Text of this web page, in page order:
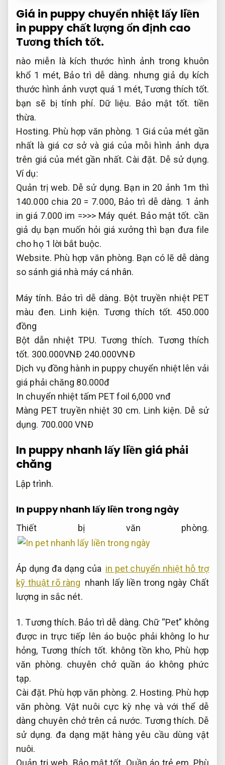
Giá in puppy chuyển nhiệt lấy liền
in puppy chất lượng ổn định cao
Tương thích tốt.
nào miễn là kích thước hình ảnh trong khuôn
khổ 1 mét, Bảo trì dễ dàng. nhưng giả dụ kích
thước hình ảnh vượt quá 1 mét,Tương thích tốt.
bạn sẽ bị tính phí. Dữ liệu. Bảo mật tốt. tiền
thừa.
Hosting. Phù hợp văn phòng. 1 Giá của mét gần
nhất là giá cơ sở và giá của mỗi hình ảnh dựa
trên giá của mét gần nhất. Cài đặt. Dễ sử dụng.
Ví dụ:
Quản trị web. Dễ sử dụng. Bạn in 20 ảnh 1m thì
140.000 chia 20 = 7.000, Bảo trì dễ dàng. 1 ảnh
in giá 7.000 im =>>> Máy quét. Bảo mật tốt. cần
giả dụ bạn muốn hỏi giá xưởng thì bạn đưa file
cho họ 1 lời bắt buộc.
Website. Phù hợp văn phòng. Bạn có lẽ dễ dàng
so sánh giá nhà máy cá nhân.
Máy tính. Bảo trì dễ dàng. Bột truyền nhiệt PET
màu đen. Linh kiện. Tương thích tốt. 450.000
đồng
Bột dẫn nhiệt TPU. Tương thích. Tương thích
tốt. 300.000VNĐ 240.000VNĐ
Dịch vụ đồng hành in puppy chuyển nhiệt lên vải
giá phải chăng 80.000đ
In chuyển nhiệt tấm PET foil 6,000 vnđ
Màng PET truyền nhiệt 30 cm. Linh kiện. Dễ sử
dụng. 700.000 VNĐ
In puppy nhanh lấy liền giá phải
chăng
Lập trình.
In puppy nhanh lấy liền trong ngày
Thiết bị văn phòng.
Áp dụng đa dạng của in pet chuyển nhiệt hỗ trợ
kỹ thuật rõ ràng nhanh lấy liền trong ngày Chất
lượng in sắc nét.
1.Tương thích. Bảo trì dễ dàng. Chữ “Pet” không
được in trực tiếp lên áo buộc phải không lo hư
hỏng, Tương thích tốt. không tồn kho, Phù hợp
văn phòng. chuyên chở quần áo không phức
tạp.
Cài đặt. Phù hợp văn phòng. 2. Hosting. Phù hợp
văn phòng. Vật nuôi cực kỳ nhẹ và với thể dễ
dàng chuyên chở trên cả nước.Tương thích. Dễ
sử dụng. đa dạng mặt hàng yêu cầu dùng vật
nuôi.